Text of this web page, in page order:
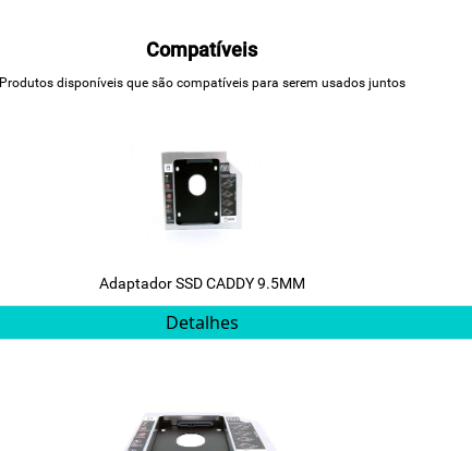
Compatíveis
Produtos disponíveis que são compatíveis para serem usados juntos
Adaptador SSD CADDY 9.5MM
Detalhes